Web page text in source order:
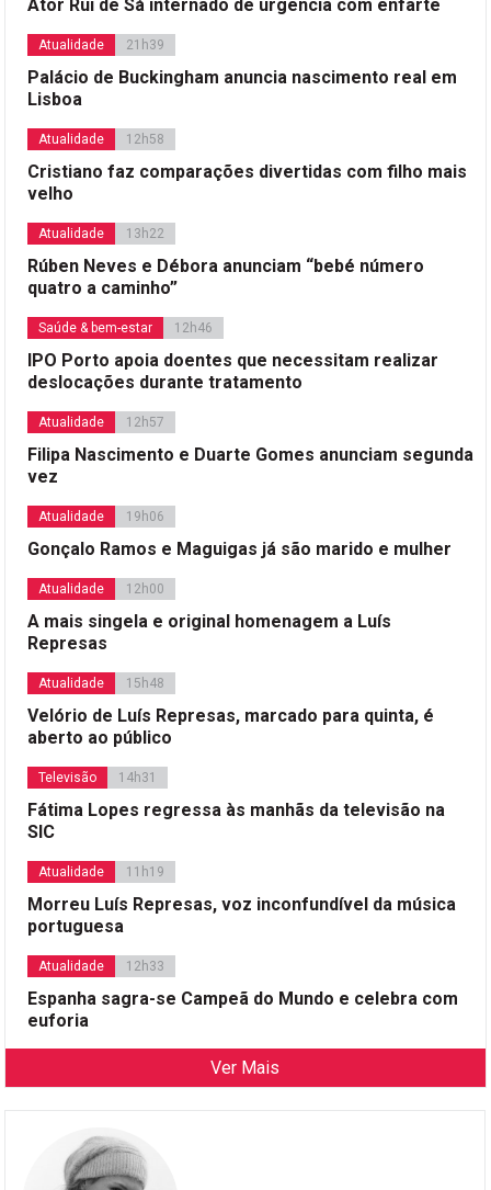
Ator Rui de Sá internado de urgência com enfarte
Atualidade 21h39
Palácio de Buckingham anuncia nascimento real em
Lisboa
Atualidade 12h58
Cristiano faz comparações divertidas com filho mais
velho
Atualidade 13h22
Rúben Neves e Débora anunciam “bebé número
quatro a caminho”
Saúde & bem-estar 12h46
IPO Porto apoia doentes que necessitam realizar
deslocações durante tratamento
Atualidade 12h57
Filipa Nascimento e Duarte Gomes anunciam segunda
vez
Atualidade 19h06
Gonçalo Ramos e Maguigas já são marido e mulher
Atualidade 12h00
A mais singela e original homenagem a Luís
Represas
Atualidade 15h48
Velório de Luís Represas, marcado para quinta, é
aberto ao público
Televisão 14h31
Fátima Lopes regressa às manhãs da televisão na
SIC
Atualidade 11h19
Morreu Luís Represas, voz inconfundível da música
portuguesa
Atualidade 12h33
Espanha sagra-se Campeã do Mundo e celebra com
euforia
Ver Mais